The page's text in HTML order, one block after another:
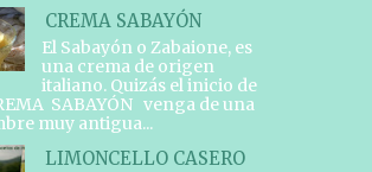
CREMA SABAYÓN
El Sabayón o Zabaione, es
una crema de origen
italiano. Quizás el inicio de
SABAYÓN venga de una
muy antigua...
LIMONCELLO CASERO